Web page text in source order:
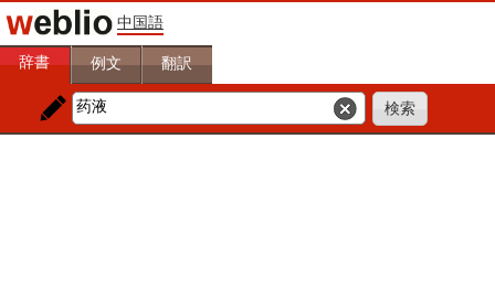
中国語
辞書 例文 翻訳